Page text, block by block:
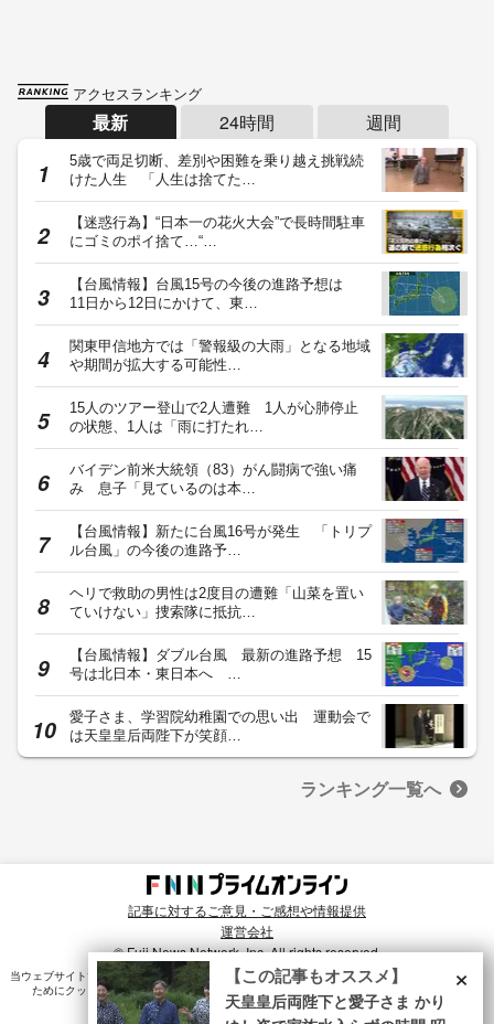
アクセスランキング
最新 24時間 週間
5歳で両足切断、差別や困難を乗り越え挑戦続
けた人生 「人生は捨てた…
【迷惑行為】“日本一の花火大会”で長時間駐車
にゴミのポイ捨て…“…
【台風情報】台風15号の今後の進路予想は
11日から12日にかけて、東…
関東甲信地方では「警報級の大雨」となる地域
や期間が拡大する可能性…
15人のツアー登山で2人遭難 1人が心肺停止
の状態、1人は「雨に打たれ…
バイデン前米大統領（83）がん闘病で強い痛
み 息子「見ているのは本…
【台風情報】新たに台風16号が発生 「トリプ
ル台風」の今後の進路予…
ヘリで救助の男性は2度目の遭難「山菜を置い
ていけない」捜索隊に抵抗…
【台風情報】ダブル台風 最新の進路予想 15
号は北日本・東日本へ …
愛子さま、学習院幼稚園での思い出 運動会で
は天皇皇后両陛下が笑顔…
ランキング一覧へ
記事に対するご意見・ご感想や情報提供
運営会社
© Fuji News Network, Inc. All rights reserved.
当ウェブサイトでは、ユーザのニーズ・興味・関⼼に合致したコンテンツや広告配信を提供する
ためにクッキーを使⽤しています。詳細は、
プライバシーポリシー をご確認ください。×
【この記事もオススメ】
天皇皇后両陛下と愛子さま かり